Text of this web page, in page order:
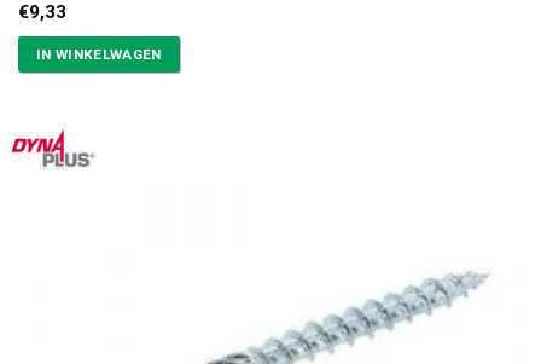
€9,33
IN WINKELWAGEN